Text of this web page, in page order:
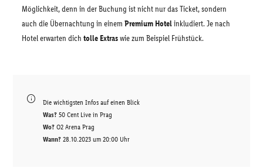
Möglichkeit, denn in der Buchung ist nicht nur das Ticket, sondern
auch die Übernachtung in einem Premium Hotelinkludiert. Je nach
Hotel erwarten dich tolle Extraswie zum Beispiel Frühstück.
Die wichtigsten Infos auf einen Blick
Was? 50 Cent Live in Prag
Wo? O2 Arena Prag
Wann? 28.10.2023 um 20:00 Uhr